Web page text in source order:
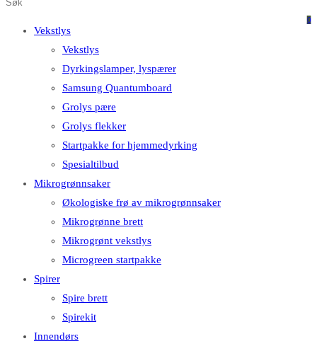
0
å
lukke
Vekstlys
Vekstlys
Dyrkingslamper, lyspærer
Samsung Quantumboard
Grolys pære
Grolys flekker
Startpakke for hjemmedyrking
Spesialtilbud
Mikrogrønnsaker
Økologiske frø av mikrogrønnsaker
Mikrogrønne brett
Mikrogrønt vekstlys
Microgreen startpakke
Spirer
Spire brett
Spirekit
Innendørs